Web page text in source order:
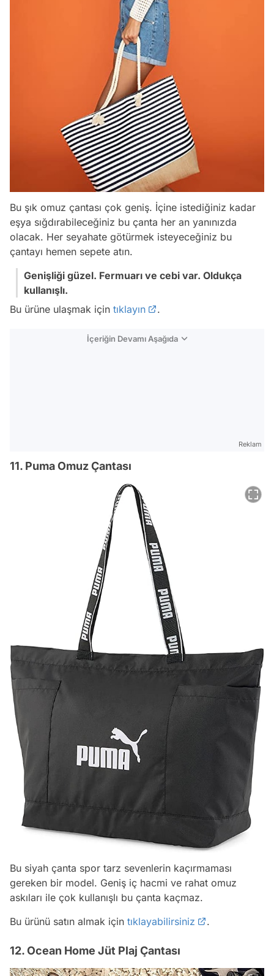
Bu şık omuz çantası çok geniş. İçine istediğiniz kadar
eşya sığdırabileceğiniz bu çanta her an yanınızda
olacak. Her seyahate götürmek isteyeceğiniz bu
çantayı hemen sepete atın.
Genişliği güzel. Fermuarı ve cebi var. Oldukça
kullanışlı.
Bu ürüne ulaşmak için tıklayın .
İçeriğin Devamı Aşağıda
Reklam
11. Puma Omuz Çantası
Bu siyah çanta spor tarz sevenlerin kaçırmaması
gereken bir model. Geniş iç hacmi ve rahat omuz
askıları ile çok kullanışlı bu çanta kaçmaz.
Bu ürünü satın almak için tıklayabilirsiniz .
12. Ocean Home Jüt Plaj Çantası